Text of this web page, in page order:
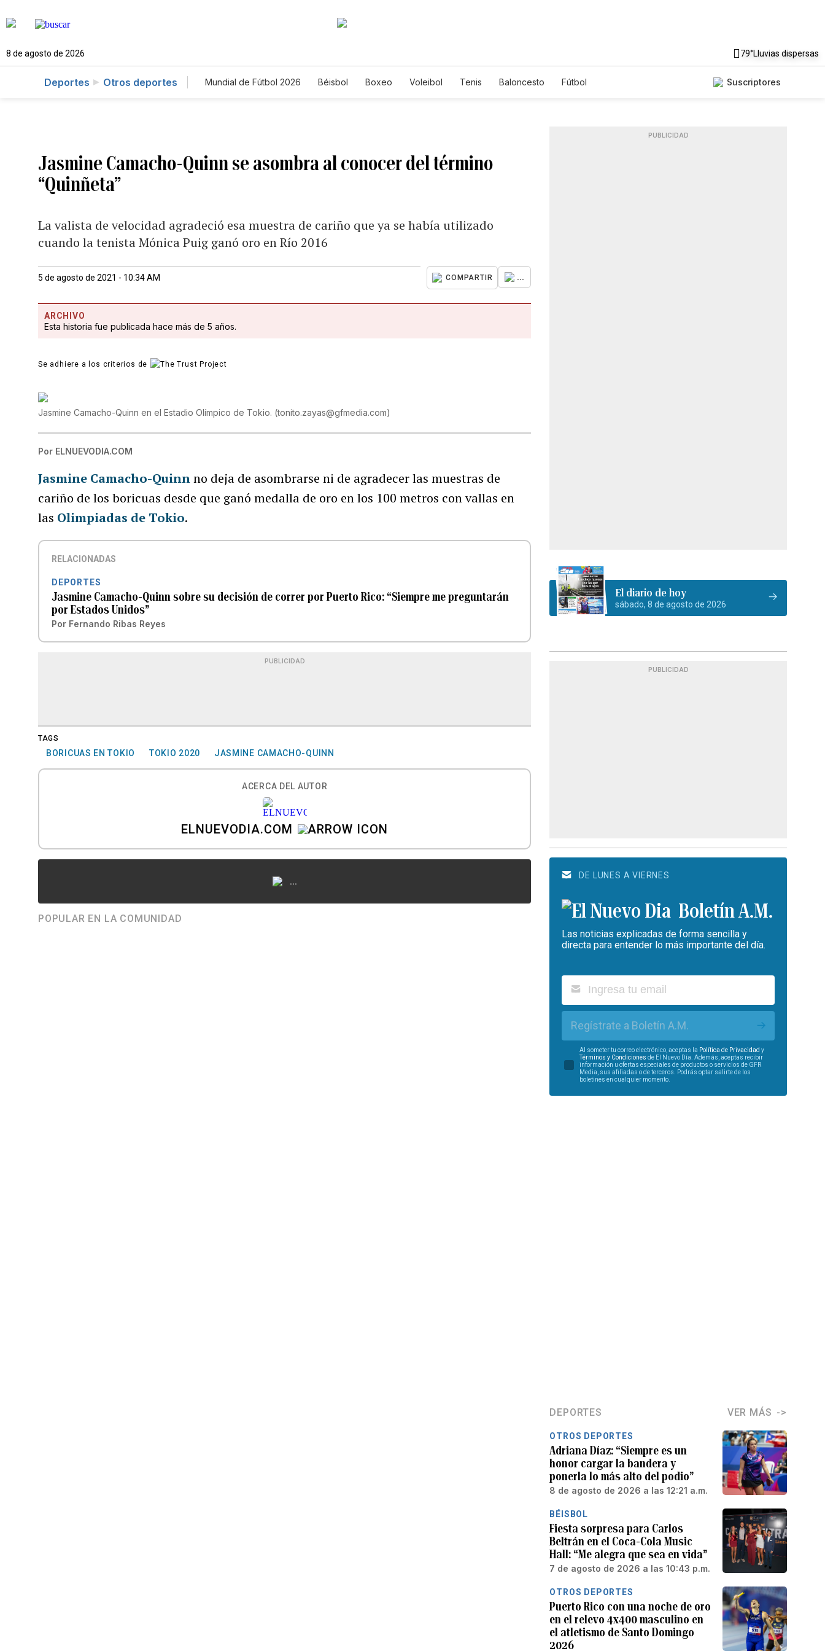
8 de agosto de 2026 79°Lluvias dispersas
Deportes Otros deportes Mundial de Fútbol 2026 Béisbol Boxeo Voleibol Tenis Baloncesto Fútbol Suscriptores
Jasmine Camacho-Quinn se asombra al conocer del término
“Quinñeta”
La valista de velocidad agradeció esa muestra de cariño que ya se había utilizado
cuando la tenista Mónica Puig ganó oro en Río 2016
5 de agosto de 2021 - 10:34 AM COMPARTIR ...
ARCHIVO
Esta historia fue publicada hace más de 5 años.
Se adhiere a los criterios de
Jasmine Camacho-Quinn en el Estadio Olímpico de Tokio. (tonito.zayas@gfmedia.com)
Por ELNUEVODIA.COM
Jasmine Camacho-Quinnno deja de asombrarse ni de agradecer las muestras de
cariño de los boricuas desde que ganó medalla de oro en los 100 metros con vallas en
las Olimpiadas de Tokio.
RELACIONADAS
DEPORTES
Jasmine Camacho-Quinn sobre su decisión de correr por Puerto Rico: “Siempre me preguntarán
por Estados Unidos”
Por Fernando Ribas Reyes
PUBLICIDAD
TAGS
BORICUAS EN TOKIO TOKIO 2020 JASMINE CAMACHO-QUINN
ACERCA DEL AUTOR
ELNUEVODIA.COM
...
POPULAR EN LA COMUNIDAD
PUBLICIDAD
El diario de hoy
sábado, 8 de agosto de 2026
PUBLICIDAD
DE LUNES A VIERNES
Boletín A.M.
Las noticias explicadas de forma sencilla y
directa para entender lo más importante del día.
Regístrate a Boletín A.M.
Al someter tu correo electrónico, aceptas la Política de Privacidad y
Términos y Condiciones de El Nuevo Día. Además, aceptas recibir
información u ofertas especiales de productos o servicios de GFR
Media, sus afiliadas o de terceros. Podrás optar salirte de los
boletines en cualquier momento.
DEPORTES VER MÁS
OTROS DEPORTES
Adriana Díaz: “Siempre es un
honor cargar la bandera y
ponerla lo más alto del podio”
8 de agosto de 2026 a las 12:21 a.m.
BÉISBOL
Fiesta sorpresa para Carlos
Beltrán en el Coca-Cola Music
Hall: “Me alegra que sea en vida”
7 de agosto de 2026 a las 10:43 p.m.
OTROS DEPORTES
Puerto Rico con una noche de oro
en el relevo 4x400 masculino en
el atletismo de Santo Domingo
2026